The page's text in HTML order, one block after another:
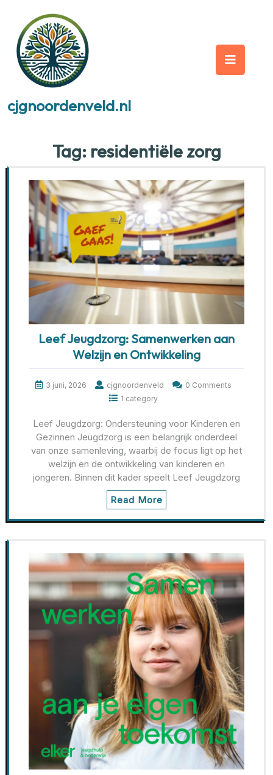
content
cjgnoordenveld.nl
Tag: residentiële zorg
Leef Jeugdzorg: Samenwerken aan
Welzijn en Ontwikkeling
3 juni, 2026 cjgnoordenveld
0 Comments
1 category
Leef Jeugdzorg: Ondersteuning voor Kinderen en
Gezinnen Jeugdzorg is een belangrijk onderdeel
van onze samenleving, waarbij de focus ligt op het
welzijn en de ontwikkeling van kinderen en
jongeren. Binnen dit kader speelt Leef Jeugdzorg
Read More